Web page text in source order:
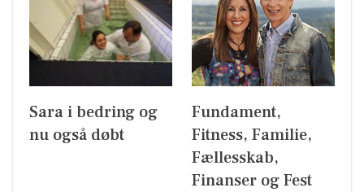
Sara i bedring og
nu også døbt
Fundament,
Fitness, Familie,
Fællesskab,
Finanser og Fest